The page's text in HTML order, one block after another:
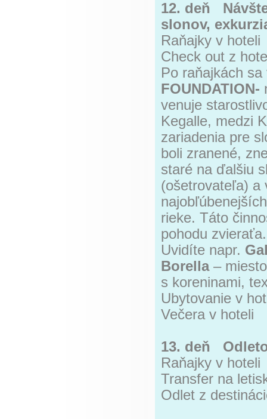
12. deň
slonov,
Raňajky v hoteli
Check out z
Po raňajkách
FOUNDATION-
venuje
Kegalle, medzi
zariadenia pre
boli zranené,
staré na ďalšiu
(ošetrovateľa) a
rieke. Táto
pohodu
Uvidíte napr.
Borella–
s koreninami,
Ubytovanie v
Večera v hoteli
13. deň
Raňajky v hoteli
Transfer na
Odlet z